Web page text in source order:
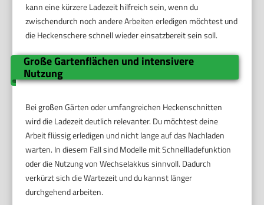
kann eine kürzere Ladezeit hilfreich sein, wenn du
zwischendurch noch andere Arbeiten erledigen möchtest und
die Heckenschere schnell wieder einsatzbereit sein soll.
Große Gartenflächen und intensivere
Nutzung
Bei großen Gärten oder umfangreichen Heckenschnitten
wird die Ladezeit deutlich relevanter. Du möchtest deine
Arbeit flüssig erledigen und nicht lange auf das Nachladen
warten. In diesem Fall sind Modelle mit Schnellladefunktion
oder die Nutzung von Wechselakkus sinnvoll. Dadurch
verkürzt sich die Wartezeit und du kannst länger
durchgehend arbeiten.